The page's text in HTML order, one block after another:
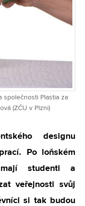
společnosti Plastia za
(ZČU v Plzni)
designu
Po loňském
studenti a
veřejnosti svůj
si tak budou